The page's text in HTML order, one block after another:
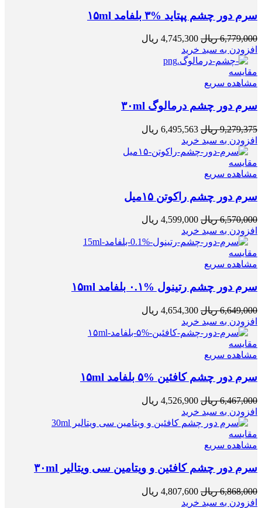
سرم دور چشم پپتاید %۳ بلفامد ۱۵ml
6,779,000 ریال 4,745,300 ریال
افزودن به سبد خرید
مقایسه
مشاهده سریع
سرم دور چشم درمالوگ ۳۰ml
9,279,375 ریال 6,495,563 ریال
افزودن به سبد خرید
مقایسه
مشاهده سریع
سرم دور چشم راکوتن ۱۵میل
6,570,000 ریال 4,599,000 ریال
افزودن به سبد خرید
مقایسه
مشاهده سریع
سرم دور چشم رتینول %۰.۱ بلفامد ۱۵ml
6,649,000 ریال 4,654,300 ریال
افزودن به سبد خرید
مقایسه
مشاهده سریع
سرم دور چشم کافئین %۵ بلفامد ۱۵ml
6,467,000 ریال 4,526,900 ریال
افزودن به سبد خرید
مقایسه
مشاهده سریع
سرم دور چشم کافئین و ویتامین سی ویتالیر ۳۰ml
6,868,000 ریال 4,807,600 ریال
افزودن به سبد خرید